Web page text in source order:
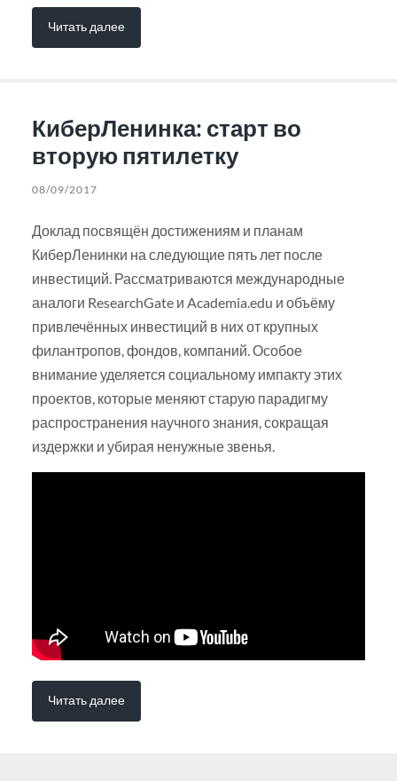
Читать далее
КиберЛенинка: старт во
вторую пятилетку
08/09/2017
Доклад посвящён достижениям и планам
КиберЛенинки на следующие пять лет после
инвестиций. Рассматриваются международные
аналоги ResearchGate и Academia.edu и объёму
привлечённых инвестиций в них от крупных
филантропов, фондов, компаний. Особое
внимание уделяется социальному импакту этих
проектов, которые меняют старую парадигму
распространения научного знания, сокращая
издержки и убирая ненужные звенья.
Читать далее